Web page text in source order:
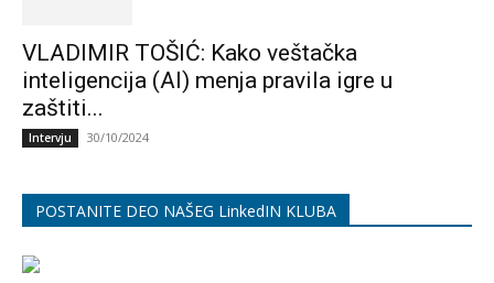
VLADIMIR TOŠIĆ: Kako veštačka
inteligencija (AI) menja pravila igre u
zaštiti...
Intervju 30/10/2024
POSTANITE DEO NAŠEG LinkedIN KLUBA